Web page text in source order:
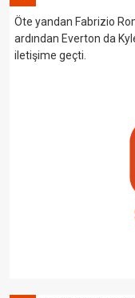
Öte yandan Fabrizio
ardından Everton da
iletişime geçti.